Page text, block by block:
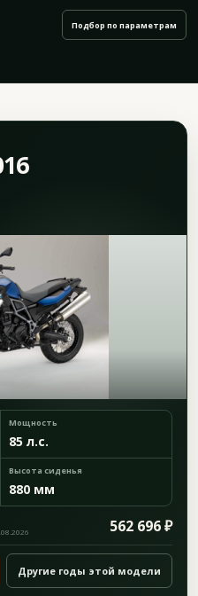
Подбор по параметрам
Мощность
85 л.с.
Высота сиденья
880 мм
562 696 ₽
Другие годы этой модели